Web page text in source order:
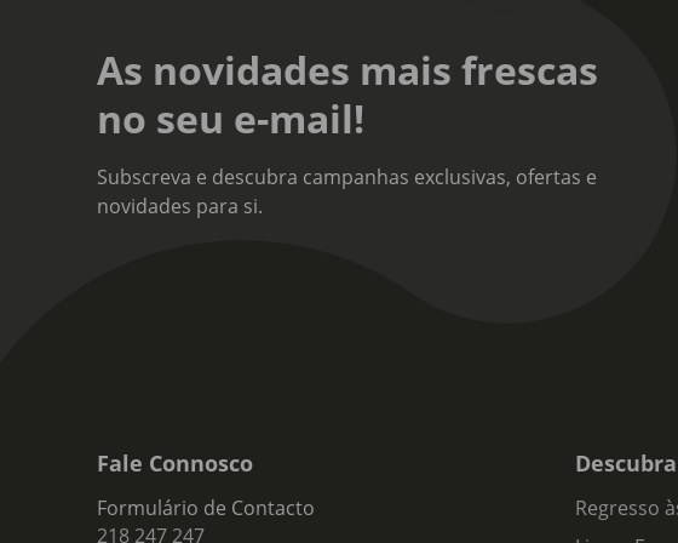
As novidades mais frescas
no seu e-mail!
Subscreva e descubra campanhas exclusivas, ofertas e
novidades para si.
Fale Connosco
Formulário de Contacto
218 247 247
Regresso